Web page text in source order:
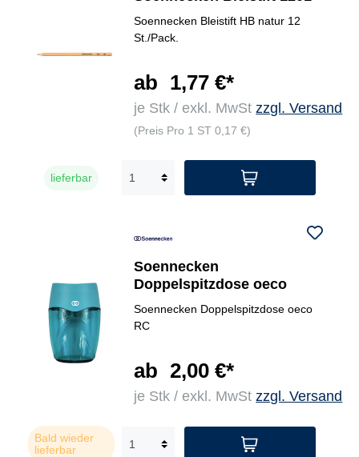
Soennecken Bleistift HB natur 12
St./Pack.
ab 1,77 €*
je Stk / exkl. MwStzzgl. Versand
(Preis Pro 1 ST 0,17 €)
lieferbar
Soennecken
Doppelspitzdose oeco
Soennecken Doppelspitzdose oeco
RC
ab 2,00 €*
je Stk / exkl. MwStzzgl. Versand
Bald wieder
lieferbar